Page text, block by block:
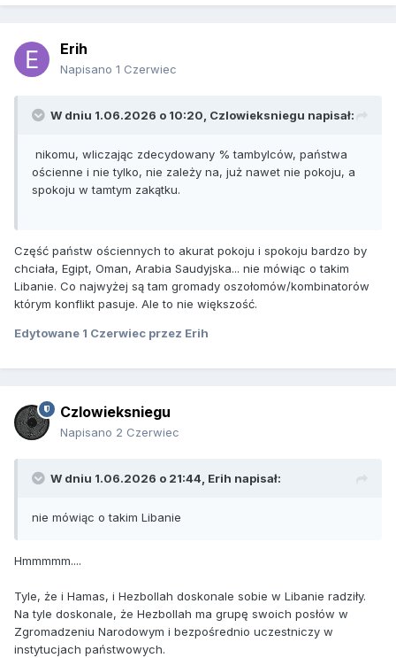
Erih
Napisano 1 Czerwiec
W dniu 1.06.2026 o 10:20, Czlowieksniegu napisał:
nikomu, wliczając zdecydowany % tambylców, państwa
ościenne i nie tylko, nie zależy na, już nawet nie pokoju, a
spokoju w tamtym zakątku.
Część państw ościennych to akurat pokoju i spokoju bardzo by
chciała, Egipt, Oman, Arabia Saudyjska... nie mówiąc o takim
Libanie. Co najwyżej są tam gromady oszołomów/kombinatorów
którym konflikt pasuje. Ale to nie większość.
Edytowane 1 Czerwiec przez Erih
Czlowieksniegu
Napisano 2 Czerwiec
W dniu 1.06.2026 o 21:44, Erih napisał:
nie mówiąc o takim Libanie
Hmmmmm....
Tyle, że i Hamas, i Hezbollah doskonale sobie w Libanie radziły.
Na tyle doskonale, że Hezbollah ma grupę swoich posłów w
Zgromadzeniu Narodowym i bezpośrednio uczestniczy w
instytucjach państwowych.